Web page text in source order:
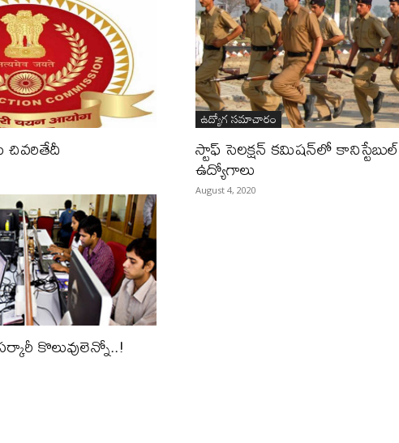
చివరితేదీ
ఉద్యోగ సమాచారం
స్టాఫ్‌ సెలక్షన్‌ కమిషన్‌లో కానిస్టేబుల్‌
ఉద్యోగాలు
August 4, 2020
కొలువులెన్నో..!